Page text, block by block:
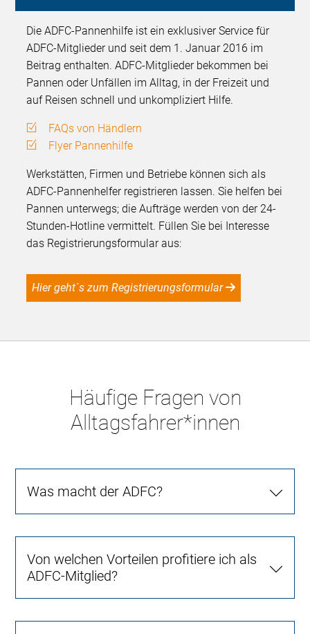
Die ADFC-Pannenhilfe ist ein exklusiver Service für
ADFC-Mitglieder und seit dem 1. Januar 2016 im
Beitrag enthalten. ADFC-Mitglieder bekommen bei
Pannen oder Unfällen im Alltag, in der Freizeit und
auf Reisen schnell und unkompliziert Hilfe.
FAQs von Händlern
Flyer Pannenhilfe
Werkstätten, Firmen und Betriebe können sich als
ADFC-Pannenhelfer registrieren lassen. Sie helfen bei
Pannen unterwegs; die Aufträge werden von der 24-
Stunden-Hotline vermittelt. Füllen Sie bei Interesse
das Registrierungsformular aus:
Hier geht´s zum Registrierungsformular
Häufige Fragen von
Alltagsfahrer*innen
Was macht der ADFC?
Von welchen Vorteilen profitiere ich als
ADFC-Mitglied?